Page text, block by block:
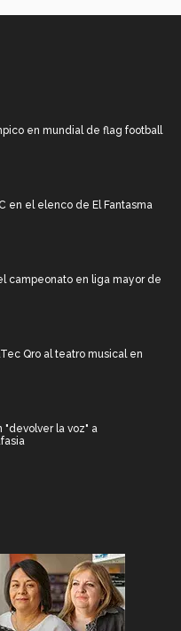
en mundial de flag football
en el elenco de El Fantasma
campeonato en liga mayor de
Qro al teatro musical en
"devolver la voz" a